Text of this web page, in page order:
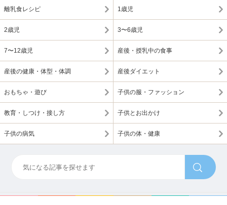
離乳食レシピ 1歳児
2歳児 3〜6歳児
7〜12歳児 産後・授乳中の食事
産後の健康・体型・体調 産後ダイエット
おもちゃ・遊び 子供の服・ファッション
教育・しつけ・接し方 子供とお出かけ
子供の病気 子供の体・健康